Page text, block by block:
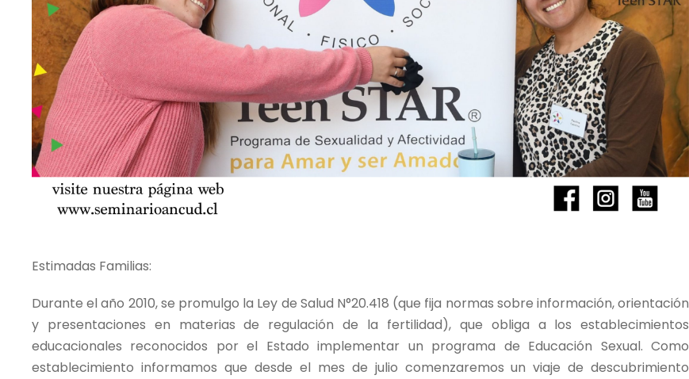
Estimadas Familias:
Durante el año 2010, se promulgo la Ley de Salud N°20.418 (que fija normas sobre información, orientación
y presentaciones en materias de regulación de la fertilidad), que obliga a los establecimientos
educacionales reconocidos por el Estado implementar un programa de Educación Sexual. Como
establecimiento informamos que desde el mes de julio comenzaremos un viaje de descubrimiento